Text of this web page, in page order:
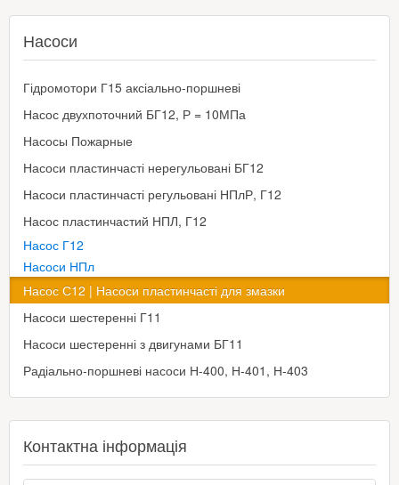
Насоси
Гідромотори Г15 аксіально-поршневі
Насос двухпоточний БГ12, Р = 10МПа
Насосы Пожарные
Насоси пластинчасті нерегульовані БГ12
Насоси пластинчасті регульовані НПлР, Г12
Насос пластинчастий НПЛ, Г12
Насос Г12
Насоси НПл
Насос С12 | Насоси пластинчасті для змазки
Насоси шестеренні Г11
Насоси шестеренні з двигунами БГ11
Радіально-поршневі насоси Н-400, Н-401, Н-403
Контактна інформація